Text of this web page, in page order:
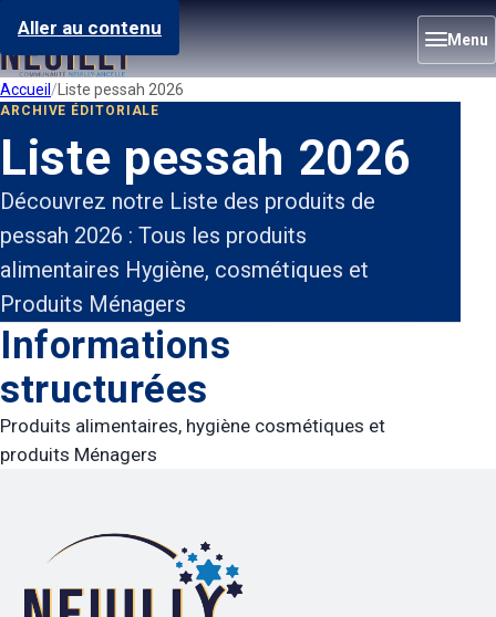
Aller au contenu
Menu
Accueil Liste pessah 2026
ARCHIVE ÉDITORIALE
Liste pessah 2026
Découvrez notre Liste des produits de
pessah 2026 : Tous les produits
alimentaires Hygiène, cosmétiques et
Produits Ménagers
Informations
structurées
Produits alimentaires, hygiène cosmétiques et
produits Ménagers